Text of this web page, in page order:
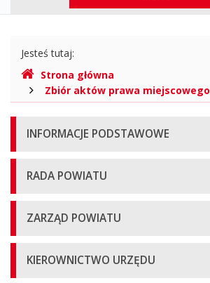
Gdzie
jesteśmy
Jesteś tutaj:
Strona główna
Zbiór aktów prawa miejscowego
Menu
główne
INFORMACJE PODSTAWOWE
RADA POWIATU
ZARZĄD POWIATU
KIEROWNICTWO URZĘDU